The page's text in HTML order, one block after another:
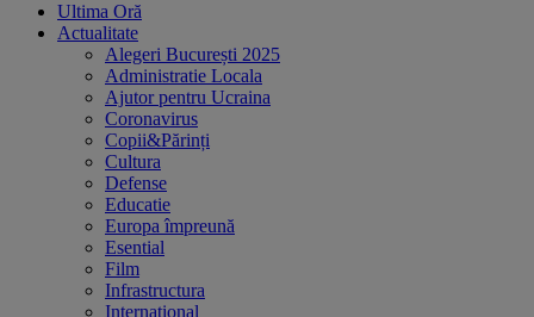
Ultima Oră
Actualitate
Alegeri București 2025
Administratie Locala
Ajutor pentru Ucraina
Coronavirus
Copii&Părinți
Cultura
Defense
Educatie
Europa împreună
Esential
Film
Infrastructura
International